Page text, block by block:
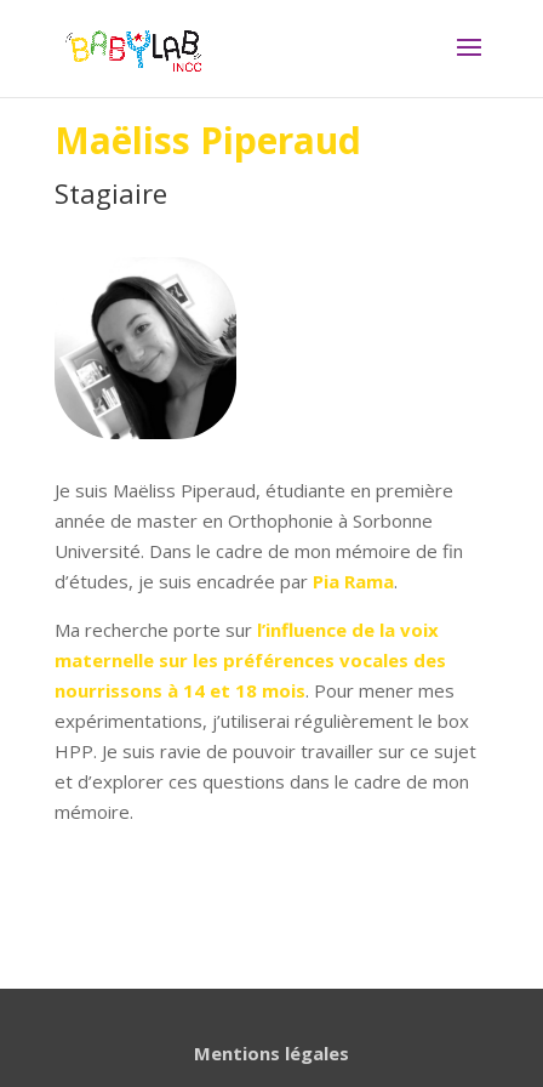
Maëliss Piperaud
Stagiaire
Je suis Maëliss Piperaud, étudiante en première
année de master en Orthophonie à Sorbonne
Université. Dans le cadre de mon mémoire de fin
d’études, je suis encadrée par Pia Rama.
Ma recherche porte sur l’influence de la voix
maternelle sur les préférences vocales des
nourrissons à 14 et 18 mois. Pour mener mes
expérimentations, j’utiliserai régulièrement le box
HPP. Je suis ravie de pouvoir travailler sur ce sujet
et d’explorer ces questions dans le cadre de mon
mémoire.
Mentions légales